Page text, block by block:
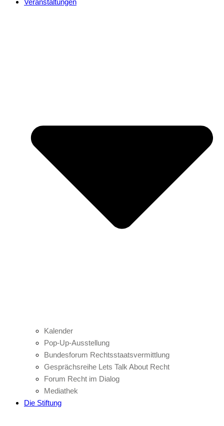
Veranstaltungen
Kalender
Pop-Up-Ausstellung
Bundesforum Rechtsstaatsvermittlung
Gesprächsreihe Lets Talk About Recht
Forum Recht im Dialog
Mediathek
Die Stiftung